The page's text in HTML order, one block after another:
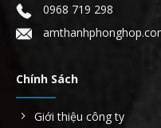
0968 719 298
Chính Sách
Giới thiệu công ty